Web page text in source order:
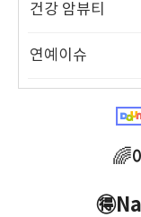
건강 암뷰티
연예이슈
🌈